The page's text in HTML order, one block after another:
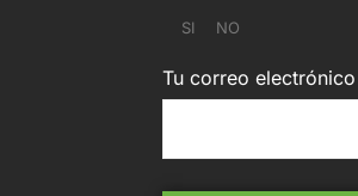
SI NO
Tu correo electrónico